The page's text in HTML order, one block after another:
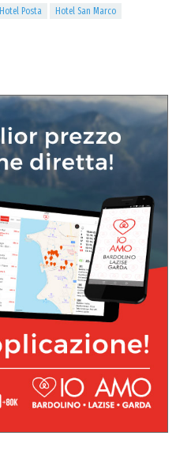
Hotel Posta
Hotel San Marco